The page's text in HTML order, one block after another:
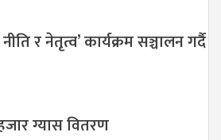
र नेतृत्व’ कार्यक्रम सञ्चालन गर्दै
ग्यास वितरण